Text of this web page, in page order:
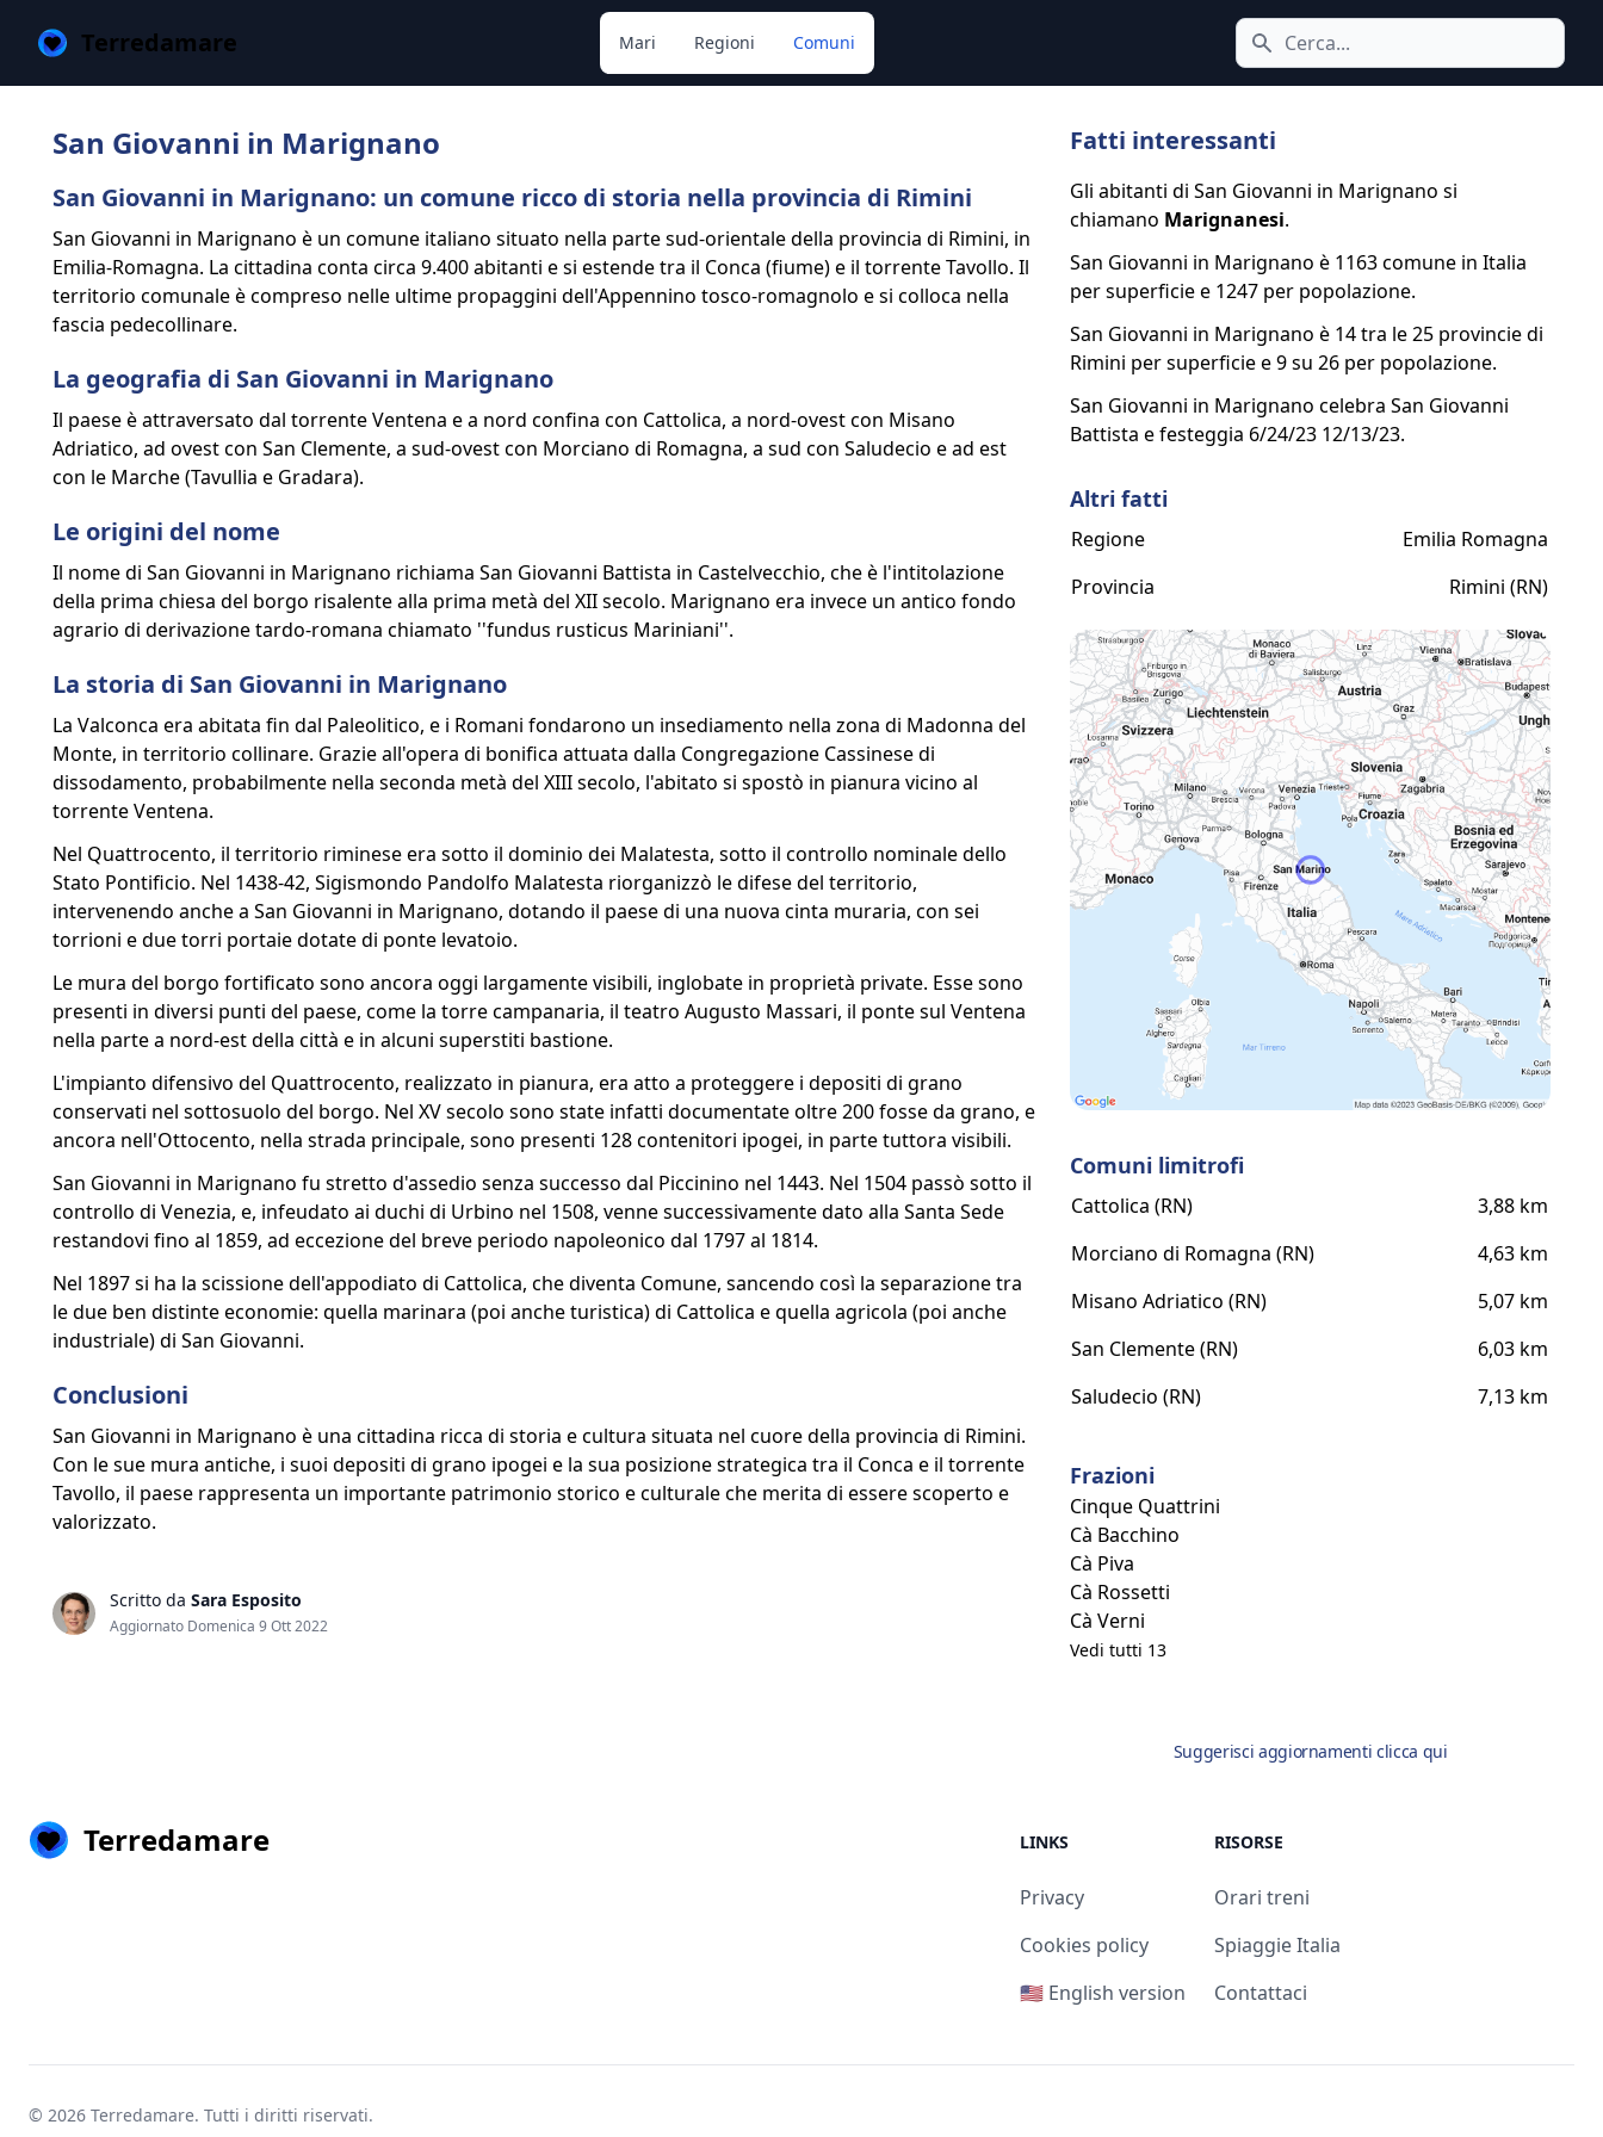
Terredamare Cerca icona
Mari Regioni Comuni
San Giovanni in Marignano
San Giovanni in Marignano: un comune ricco di storia nella provincia di Rimini
San Giovanni in Marignano è un comune italiano situato nella parte sud-orientale della provincia di Rimini, in
Emilia-Romagna. La cittadina conta circa 9.400 abitanti e si estende tra il Conca (fiume) e il torrente Tavollo. Il
territorio comunale è compreso nelle ultime propaggini dell'Appennino tosco-romagnolo e si colloca nella
fascia pedecollinare.
La geografia di San Giovanni in Marignano
Il paese è attraversato dal torrente Ventena e a nord confina con Cattolica, a nord-ovest con Misano
Adriatico, ad ovest con San Clemente, a sud-ovest con Morciano di Romagna, a sud con Saludecio e ad est
con le Marche (Tavullia e Gradara).
Le origini del nome
Il nome di San Giovanni in Marignano richiama San Giovanni Battista in Castelvecchio, che è l'intitolazione
della prima chiesa del borgo risalente alla prima metà del XII secolo. Marignano era invece un antico fondo
agrario di derivazione tardo-romana chiamato ''fundus rusticus Mariniani''.
La storia di San Giovanni in Marignano
La Valconca era abitata fin dal Paleolitico, e i Romani fondarono un insediamento nella zona di Madonna del
Monte, in territorio collinare. Grazie all'opera di bonifica attuata dalla Congregazione Cassinese di
dissodamento, probabilmente nella seconda metà del XIII secolo, l'abitato si spostò in pianura vicino al
torrente Ventena.
Nel Quattrocento, il territorio riminese era sotto il dominio dei Malatesta, sotto il controllo nominale dello
Stato Pontificio. Nel 1438-42, Sigismondo Pandolfo Malatesta riorganizzò le difese del territorio,
intervenendo anche a San Giovanni in Marignano, dotando il paese di una nuova cinta muraria, con sei
torrioni e due torri portaie dotate di ponte levatoio.
Le mura del borgo fortificato sono ancora oggi largamente visibili, inglobate in proprietà private. Esse sono
presenti in diversi punti del paese, come la torre campanaria, il teatro Augusto Massari, il ponte sul Ventena
nella parte a nord-est della città e in alcuni superstiti bastione.
L'impianto difensivo del Quattrocento, realizzato in pianura, era atto a proteggere i depositi di grano
conservati nel sottosuolo del borgo. Nel XV secolo sono state infatti documentate oltre 200 fosse da grano, e
ancora nell'Ottocento, nella strada principale, sono presenti 128 contenitori ipogei, in parte tuttora visibili.
San Giovanni in Marignano fu stretto d'assedio senza successo dal Piccinino nel 1443. Nel 1504 passò sotto il
controllo di Venezia, e, infeudato ai duchi di Urbino nel 1508, venne successivamente dato alla Santa Sede
restandovi fino al 1859, ad eccezione del breve periodo napoleonico dal 1797 al 1814.
Nel 1897 si ha la scissione dell'appodiato di Cattolica, che diventa Comune, sancendo così la separazione tra
le due ben distinte economie: quella marinara (poi anche turistica) di Cattolica e quella agricola (poi anche
industriale) di San Giovanni.
Conclusioni
San Giovanni in Marignano è una cittadina ricca di storia e cultura situata nel cuore della provincia di Rimini.
Con le sue mura antiche, i suoi depositi di grano ipogei e la sua posizione strategica tra il Conca e il torrente
Tavollo, il paese rappresenta un importante patrimonio storico e culturale che merita di essere scoperto e
valorizzato.
Scritto da Sara Esposito
Aggiornato Domenica 9 Ott 2022
Fatti interessanti
Gli abitanti di San Giovanni in Marignano si
chiamano Marignanesi.
San Giovanni in Marignano è 1163 comune in Italia
per superficie e 1247 per popolazione.
San Giovanni in Marignano è 14 tra le 25 provincie di
Rimini per superficie e 9 su 26 per popolazione.
San Giovanni in Marignano celebra San Giovanni
Battista e festeggia 6/24/23 12/13/23.
Altri fatti
Regione
Emilia Romagna
Provincia
Rimini (RN)
Comuni limitrofi
Cattolica (RN)
3,88 km
Morciano di Romagna (RN)
4,63 km
Misano Adriatico (RN)
5,07 km
San Clemente (RN)
6,03 km
Saludecio (RN)
7,13 km
Frazioni
Cinque Quattrini
Cà Bacchino
Cà Piva
Cà Rossetti
Cà Verni
Vedi tutti 13
Suggerisci aggiornamenti clicca qui
Terredamare LINKS
Privacy
Cookies policy
🇺🇸 English version
RISORSE
Orari treni
Spiaggie Italia
Contattaci
© 2026 Terredamare. Tutti i diritti riservati.